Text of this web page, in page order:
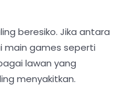
beresiko. Jika antara
main games seperti
lawan yang
menyakitkan.